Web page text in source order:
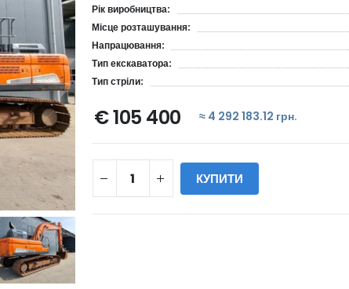
Рік виробництва:
Місце розташування:
Напрацювання:
Тип екскаватора:
Тип стріли:
€ 105 400 ≈ 4 292 183.12 грн.
КУПИТИ